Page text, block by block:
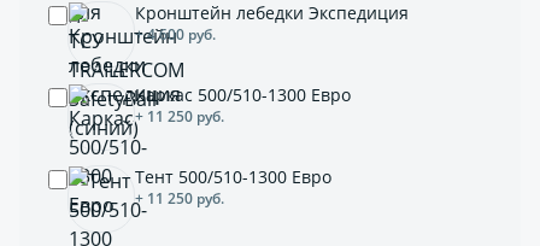
Кронштейн лебедки Экспедиция
+ 4 600 руб.
Каркас 500/510-1300 Евро
+ 11 250 руб.
Тент 500/510-1300 Евро
+ 11 250 руб.